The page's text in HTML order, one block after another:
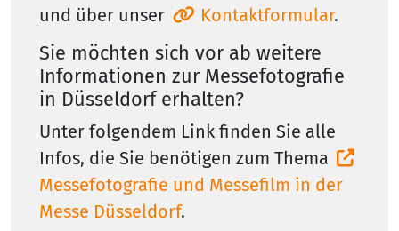
und über unser Kontaktformular.
Sie möchten sich vor ab weitere
Informationen zur Messefotografie
in Düsseldorf erhalten?
Unter folgendem Link finden Sie alle
Infos, die Sie benötigen zum Thema
Messefotografie und Messefilm in der
Messe Düsseldorf.